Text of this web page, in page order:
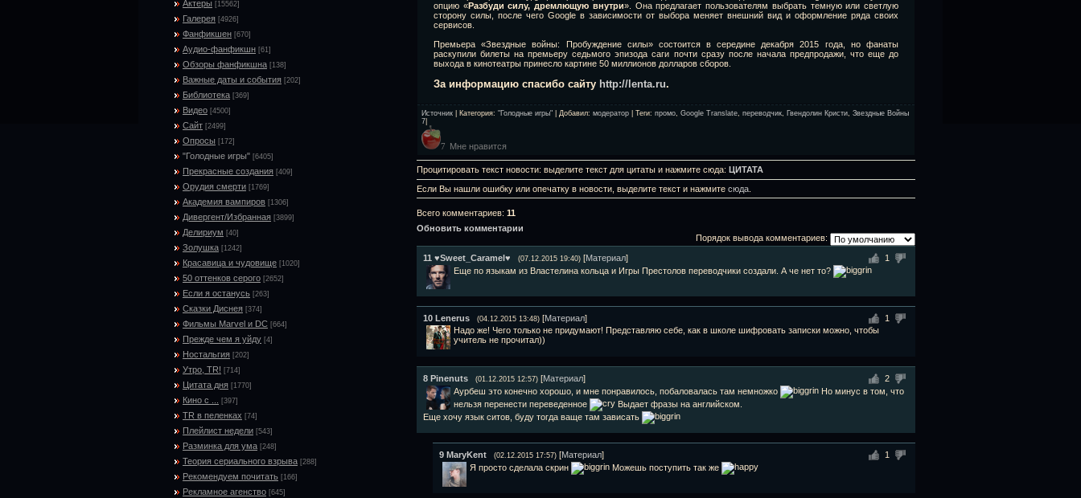
Актеры [15562]
Галерея [4926]
Фанфикшен [670]
Аудио-фанфикшн [61]
Обзоры фанфикшна [138]
Важные даты и события [202]
Библиотека [369]
Видео [4500]
Сайт [2499]
Опросы [172]
"Голодные игры" [6405]
Прекрасные создания [409]
Орудия смерти [1769]
Академия вампиров [1306]
Дивергент/Избранная [3899]
Делириум [40]
Золушка [1242]
Красавица и чудовище [1020]
50 оттенков серого [2652]
Если я останусь [263]
Сказки Диснея [374]
Фильмы Marvel и DC [664]
Прежде чем я уйду [4]
Ностальгия [202]
Утро, TR! [714]
Цитата дня [1770]
Кино с ... [397]
TR в пеленках [74]
Плейлист недели [543]
Разминка для ума [248]
Теория сериального взрыва [288]
Рекомендуем почитать [166]
Рекламное агенство [645]
опцию «Разбуди силу, дремлющую внутри». Она предлагает пользователям выбрать темную или светлую
сторону силы, после чего Google в зависимости от выбора меняет внешний вид и оформление ряда своих
сервисов.
Премьера «Звездные войны: Пробуждение силы» состоится в середине декабря 2015 года, но фанаты
раскупили билеты на премьеру седьмого эпизода саги почти сразу после начала предпродажи, что еще до
выхода в кинотеатры принесло картине 50 миллионов долларов сборов.
За информацию спасибо сайту http://lenta.ru.
Источник Категория: "Голодные игры" Добавил: модератор Теги: промо Google Translate переводчик Гвендолин Кристи Звездные Войны
7
7 Мне нравится
Процитировать текст новости: выделите текст для цитаты и нажмите сюда: ЦИТАТА
Если Вы нашли ошибку или опечатку в новости, выделите текст и нажмите сюда
Всего комментариев: 11
Обновить комментарии
Порядок вывода комментариев:
1
11 ♥Sweet_Caramel♥ (07.12.2015 19:40) [Материал]
Еще по языкам из Властелина кольца и Игры Престолов переводчики создали. А че нет то?
1
10 Lenerus (04.12.2015 13:48) [Материал]
Надо же! Чего только не придумают! Представляю себе, как в школе шифровать записки можно, чтобы
учитель не прочитал))
2
8 Pinenuts (01.12.2015 12:57) [Материал]
Аурбеш это конечно хорошо, и мне понравилось, побаловалась там немножко
Но минус в том, что
нельзя перенести переведенное
Выдает фразы на английском.
Еще хочу язык ситов, буду тогда ваще там зависать
1
9 MaryKent (02.12.2015 17:57) [Материал]
Я просто сделала скрин
Можешь поступить так же